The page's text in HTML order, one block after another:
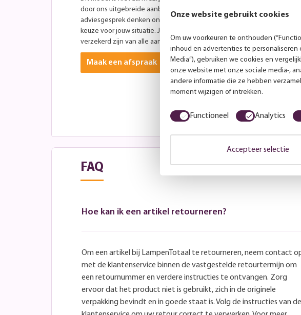
door ons uitgebreide aanbod aan andere modellen. Tijdens een
adviesgesprek denken onze specialisten graag met je mee over de
keuze voor jouw situatie. Je bent altijd welkom tijdens openingstijden.
verzekerd zijn van alle aandacht? Plan dan vooraf een afspraak in.
Maak een afspraak
FAQ
Hoe kan ik een artikel retourneren?
Om een artikel bij LampenTotaal te retourneren, neem contact
met de klantenservice binnen de vastgestelde retourtermijn om
een retournummer en verdere instructies te ontvangen. Zorg
ervoor dat het product niet is gebruikt, zich in de originele
verpakking bevindt en in goede staat is. Volg de instructies van de
Onze website gebruikt cookies
Om uw voorkeuren te onthouden
inhoud en advertenties te personaliseren
Media”), gebruiken we cookies en
onze website met onze sociale media-,
andere informatie die ze hebben
moment wijzigen of intrekken.
Functioneel Analytics
Accepteer selectie